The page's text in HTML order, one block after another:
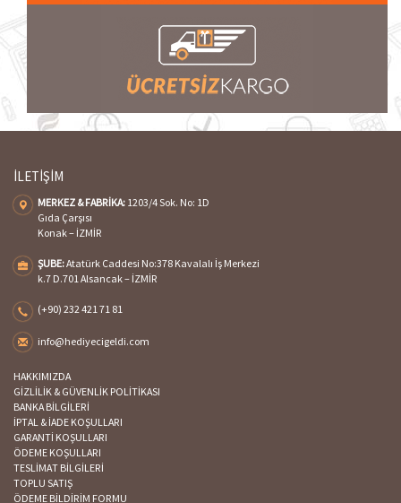
İLETİŞİM
MERKEZ & FABRİKA: 1203/4 Sok. No: 1D
Gıda Çarşısı
Konak – İZMİR
ŞUBE:Atatürk Caddesi No:378 Kavalalı İş Merkezi
k.7 D.701 Alsancak – İZMİR
(+90) 232 421 71 81
info@hediyecigeldi.com
HAKKIMIZDA
GİZLİLİK & GÜVENLİK POLİTİKASI
BANKA BİLGİLERİ
İPTAL & İADE KOŞULLARI
GARANTİ KOŞULLARI
ÖDEME KOŞULLARI
TESLİMAT BİLGİLERİ
TOPLU SATIŞ
ÖDEME BİLDİRİM FORMU